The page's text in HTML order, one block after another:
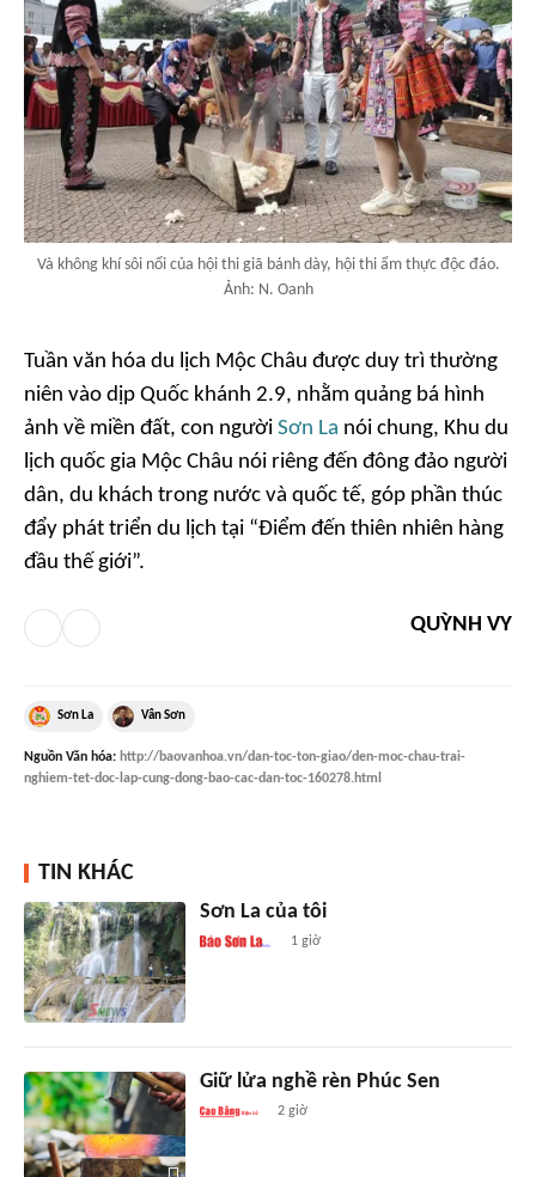
Và không khí sôi nổi của hội thi giã bánh dày, hội thi ẩm thực độc đáo.
Ảnh: N. Oanh
Tuần văn hóa du lịch Mộc Châu được duy trì thường
niên vào dịp Quốc khánh 2.9, nhằm quảng bá hình
ảnh về miền đất, con người Sơn La nói chung, Khu du
lịch quốc gia Mộc Châu nói riêng đến đông đảo người
dân, du khách trong nước và quốc tế, góp phần thúc
đẩy phát triển du lịch tại “Điểm đến thiên nhiên hàng
đầu thế giới”.
QUỲNH VY
Sơn La Vân Sơn
Nguồn Văn hóa: http://baovanhoa.vn/dan-toc-ton-giao/den-moc-chau-trai-
nghiem-tet-doc-lap-cung-dong-bao-cac-dan-toc-160278.html
TIN KHÁC
Sơn La của tôi
1 giờ
Giữ lửa nghề rèn Phúc Sen
2 giờ